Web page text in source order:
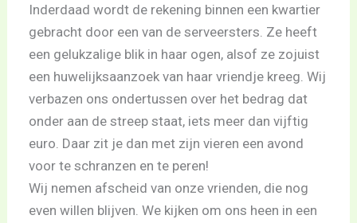
Inderdaad wordt de rekening binnen een kwartier
gebracht door een van de serveersters. Ze heeft
een gelukzalige blik in haar ogen, alsof ze zojuist
een huwelijksaanzoek van haar vriendje kreeg. Wij
verbazen ons ondertussen over het bedrag dat
onder aan de streep staat, iets meer dan vijftig
euro. Daar zit je dan met zijn vieren een avond
voor te schranzen en te peren!
Wij nemen afscheid van onze vrienden, die nog
even willen blijven. We kijken om ons heen in een